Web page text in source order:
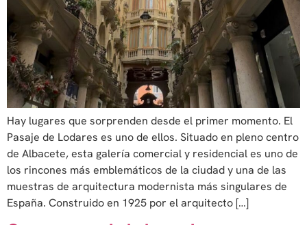
Hay lugares que sorprenden desde el primer momento. El
Pasaje de Lodares es uno de ellos. Situado en pleno centro
de Albacete, esta galería comercial y residencial es uno de
los rincones más emblemáticos de la ciudad y una de las
muestras de arquitectura modernista más singulares de
España. Construido en 1925 por el arquitecto […]